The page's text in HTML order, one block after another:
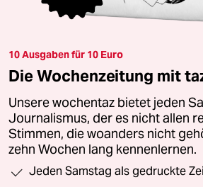
10 Ausgaben für 10 Euro
Die Wochenzeitung mit
Unsere wochentaz bietet jeden
Journalismus, der es nicht allen
Stimmen, die woanders nicht
zehn Wochen lang kennenlernen.
Jeden Samstag als gedruckte